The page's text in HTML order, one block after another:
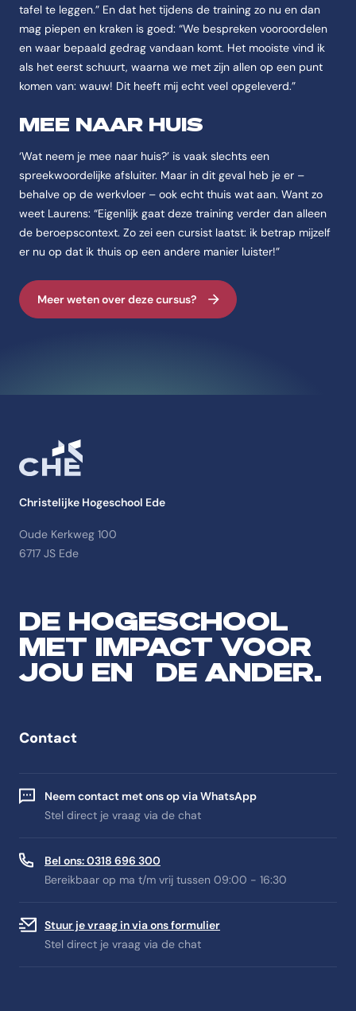
tafel te leggen.” En dat het tijdens de training zo nu en dan
mag piepen en kraken is goed: “We bespreken vooroordelen
en waar bepaald gedrag vandaan komt. Het mooiste vind ik
als het eerst schuurt, waarna we met zijn allen op een punt
komen van: wauw! Dit heeft mij echt veel opgeleverd.”
MEE NAAR HUIS
‘Wat neem je mee naar huis?’ is vaak slechts een
spreekwoordelijke afsluiter. Maar in dit geval heb je er –
behalve op de werkvloer – ook echt thuis wat aan. Want zo
weet Laurens: “Eigenlijk gaat deze training verder dan alleen
de beroepscontext. Zo zei een cursist laatst: ik betrap mijzelf
er nu op dat ik thuis op een andere manier luister!”
Meer weten over deze cursus?
Christelijke Hogeschool Ede
Oude Kerkweg 100
6717 JS Ede
DE HOGESCHOOL
MET IMPACT VOOR
JOU EN DE ANDER.
Contact
Neem contact met ons op via WhatsApp
Stel direct je vraag via de chat
Bel ons: 0318 696 300
Bereikbaar op ma t/m vrij tussen 09:00 - 16:30
Stuur je vraag in via ons formulier
Stel direct je vraag via de chat